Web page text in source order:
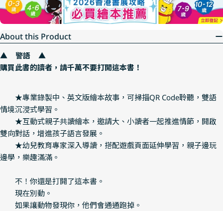
About this Product
▲ 警語 ▲
購買此書的讀者，請千萬不要打開這本書！
★專業錄製中、英文版繪本故事，可掃描QR Code聆聽，雙語
情境沉浸式學習。
★互動式親子共讀繪本，邀請大、小讀者一起推進情節，開啟
雙向對話，增進孩子語言發展。
★幼兒教育專家深入導讀，搭配遊戲頁面延伸學習，親子邊玩
邊學，樂趣滿滿。
不！你還是打開了這本書。
現在別動。
如果讓動物發現你，他們會通通跑掉。